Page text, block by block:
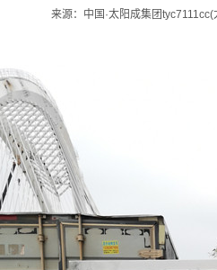
来源：中国·太阳成集团